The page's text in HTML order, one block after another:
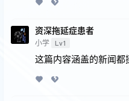
资深拖延症患者
小学 Lv1
这篇内容涵盖的新闻